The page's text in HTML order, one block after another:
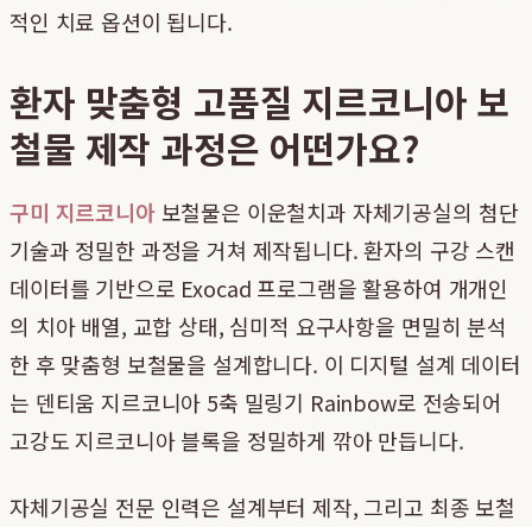
적인 치료 옵션이 됩니다.
환자 맞춤형 고품질 지르코니아 보
철물 제작 과정은 어떤가요?
구미 지르코니아보철물은 이운철치과 자체기공실의 첨단
기술과 정밀한 과정을 거쳐 제작됩니다. 환자의 구강 스캔
데이터를 기반으로 Exocad 프로그램을 활용하여 개개인
의 치아 배열, 교합 상태, 심미적 요구사항을 면밀히 분석
한 후 맞춤형 보철물을 설계합니다. 이 디지털 설계 데이터
는 덴티움 지르코니아 5축 밀링기 Rainbow로 전송되어
고강도 지르코니아 블록을 정밀하게 깎아 만듭니다.
자체기공실 전문 인력은 설계부터 제작, 그리고 최종 보철